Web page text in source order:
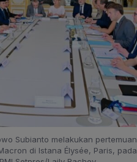
Subianto melakukan
di Istana Élysée, Paris,